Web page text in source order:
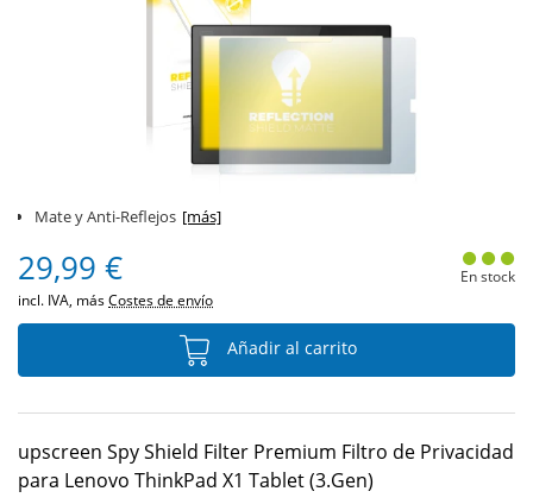
Mate y Anti-Reflejos [más]
29,99 €
incl. IVA, másCostes de envío
En stock
Añadir al carrito
upscreen Spy Shield Filter Premium Filtro de Privacidad
para Lenovo ThinkPad X1 Tablet (3.Gen)